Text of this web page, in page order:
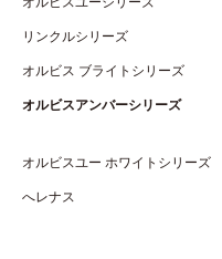
リンクルシリーズ
オルビス ブライトシリーズ
オルビスアンバーシリーズ
オルビスユー ホワイトシリーズ
へレナス